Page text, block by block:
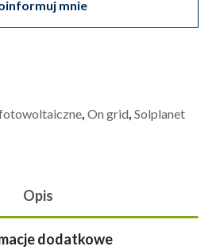
mnie
,On grid ,Solplanet
Opis
dodatkowe